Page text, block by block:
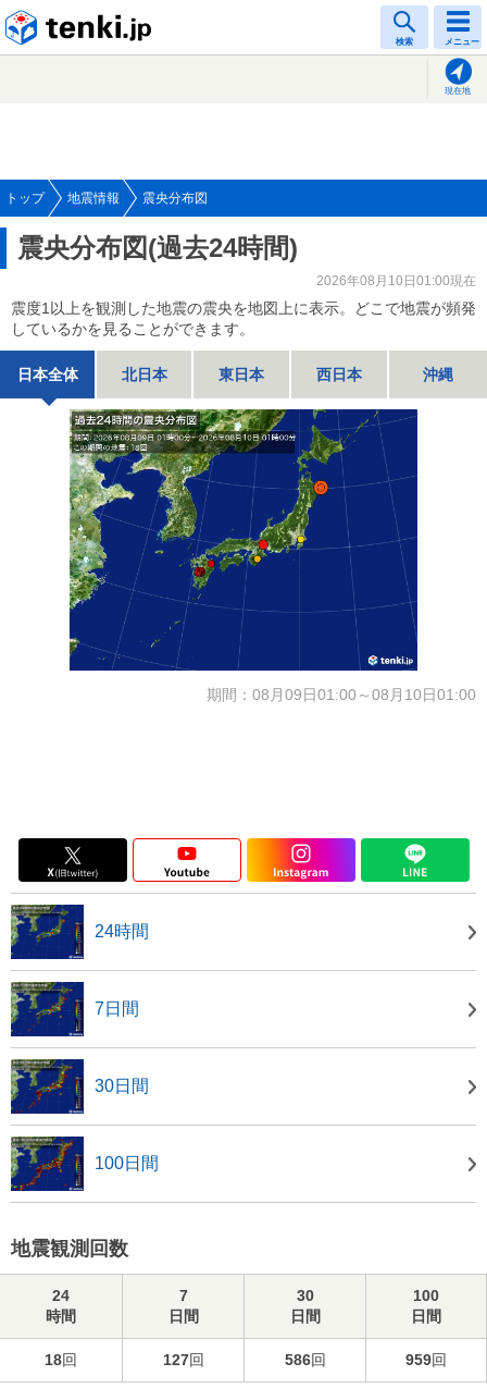
検索 メニュー
現在地
トップ 地震情報 震央分布図
震央分布図(過去24時間)
2026年08月10日01:00現在
震度1以上を観測した地震の震央を地図上に表示。どこで地震が頻発
しているかを見ることができます。
日本全体 北日本 東日本 西日本 沖縄
期間：08月09日01:00～08月10日01:00
24時間
7日間
30日間
100日間
地震観測回数
24
時間
7
日間
30
日間
100
日間
18回 127回 586回 959回